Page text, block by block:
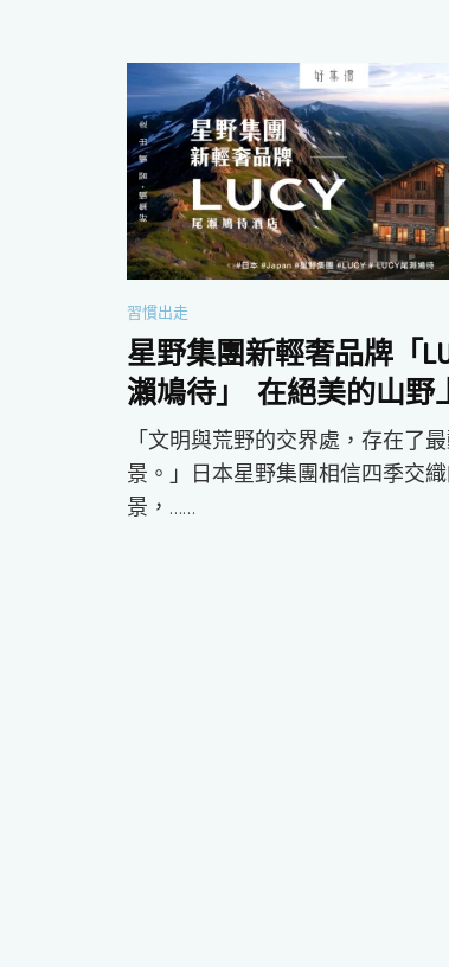
習慣出走
星野集團新輕奢品牌「
瀨鳩待」 在絕美的山野
「文明與荒野的交界處，存在了
景。」日本星野集團相信四季交
景，……